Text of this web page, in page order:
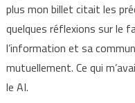
plus mon billet citait les
quelques réflexions sur le
l’information et sa
mutuellement. Ce qui
le AI.